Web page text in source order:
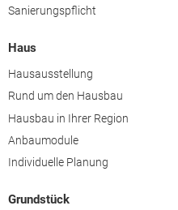
Sanierungspflicht
Haus
Hausausstellung
Rund um den Hausbau
Hausbau in Ihrer Region
Anbaumodule
Individuelle Planung
Grundstück